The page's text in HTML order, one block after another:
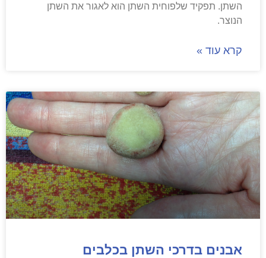
השתן. תפקיד שלפוחית השתן הוא לאגור את השתן
הנוצר.
קרא עוד »
אבנים בדרכי השתן בכלבים